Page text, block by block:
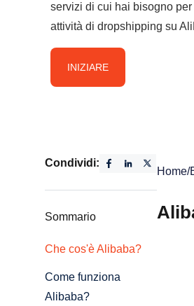
servizi di cui hai bisogno
attività di dropshipping su
INIZIARE
Condividi:
Sommario
Che cos'è Alibaba?
Come funziona
Alibaba?
Home/